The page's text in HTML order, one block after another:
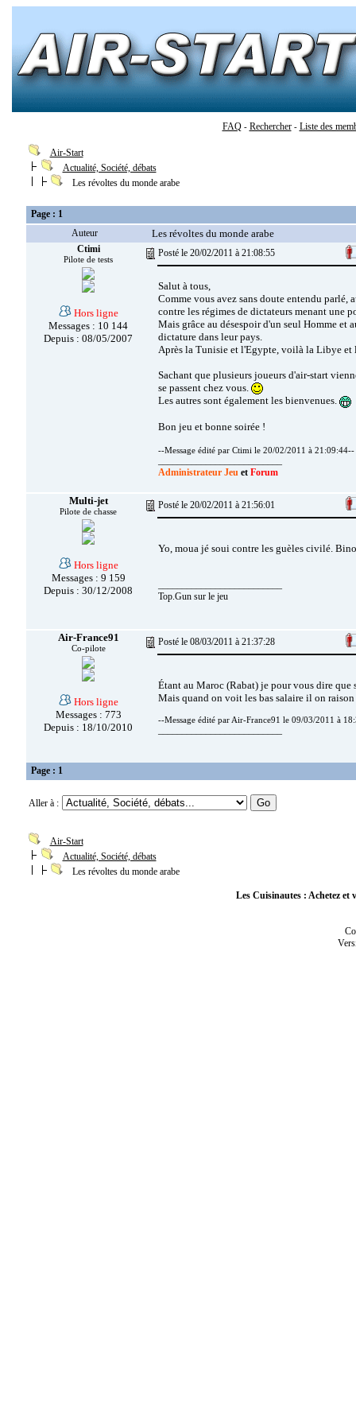
FAQ- Rechercher- Liste des
Air-Start
Actualité, Société, débats
Les révoltes du monde arabe
Page : 1
Auteur
Les révoltes du monde arabe
Ctimi
Pilote de tests
Posté le 20/02/2011 à 21:08:55
Hors ligne
Messages : 10 144
Depuis : 08/05/2007
Salut à tous,
Comme vous avez sans doute entendu parlé,
contre les régimes de dictateurs menant une
Mais grâce au désespoir d'un seul Homme et
dictature dans leur pays.
Après la Tunisie et l'Egypte, voilà la Libye et
Sachant que plusieurs joueurs d'air-start
se passent chez vous.
Les autres sont également les bienvenues.
Bon jeu et bonne soirée !
--Message édité par Ctimi le 20/02/2011 à 21:09:44--
Administrateur Jeuet Forum
Multi-jet
Pilote de chasse
Posté le 20/02/2011 à 21:56:01
Hors ligne
Messages : 9 159
Depuis : 30/12/2008
Yo, moua jé soui contre les guèles civilé.
Top.Gun sur le jeu
Air-France91
Co-pilote
Posté le 08/03/2011 à 21:37:28
Hors ligne
Messages : 773
Depuis : 18/10/2010
Étant au Maroc (Rabat) je pour vous dire que
Mais quand on voit les bas salaire il on
--Message édité par Air-France91 le 09/03/2011 à
Page : 1
Aller à :
Air-Start
Actualité, Société, débats
Les révoltes du monde arabe
Les Cuisinautes : Achetez et